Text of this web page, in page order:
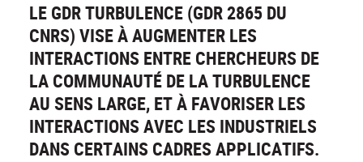
LE GDR TURBULENCE (GDR 2865 DU
CNRS) VISE À AUGMENTER LES
INTERACTIONS ENTRE CHERCHEURS DE
LA COMMUNAUTÉ DE LA TURBULENCE
AU SENS LARGE, ET À FAVORISER LES
INTERACTIONS AVEC LES INDUSTRIELS
DANS CERTAINS CADRES APPLICATIFS.